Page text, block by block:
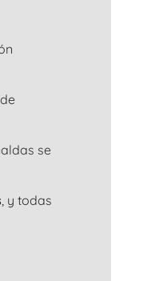
se
, y todas